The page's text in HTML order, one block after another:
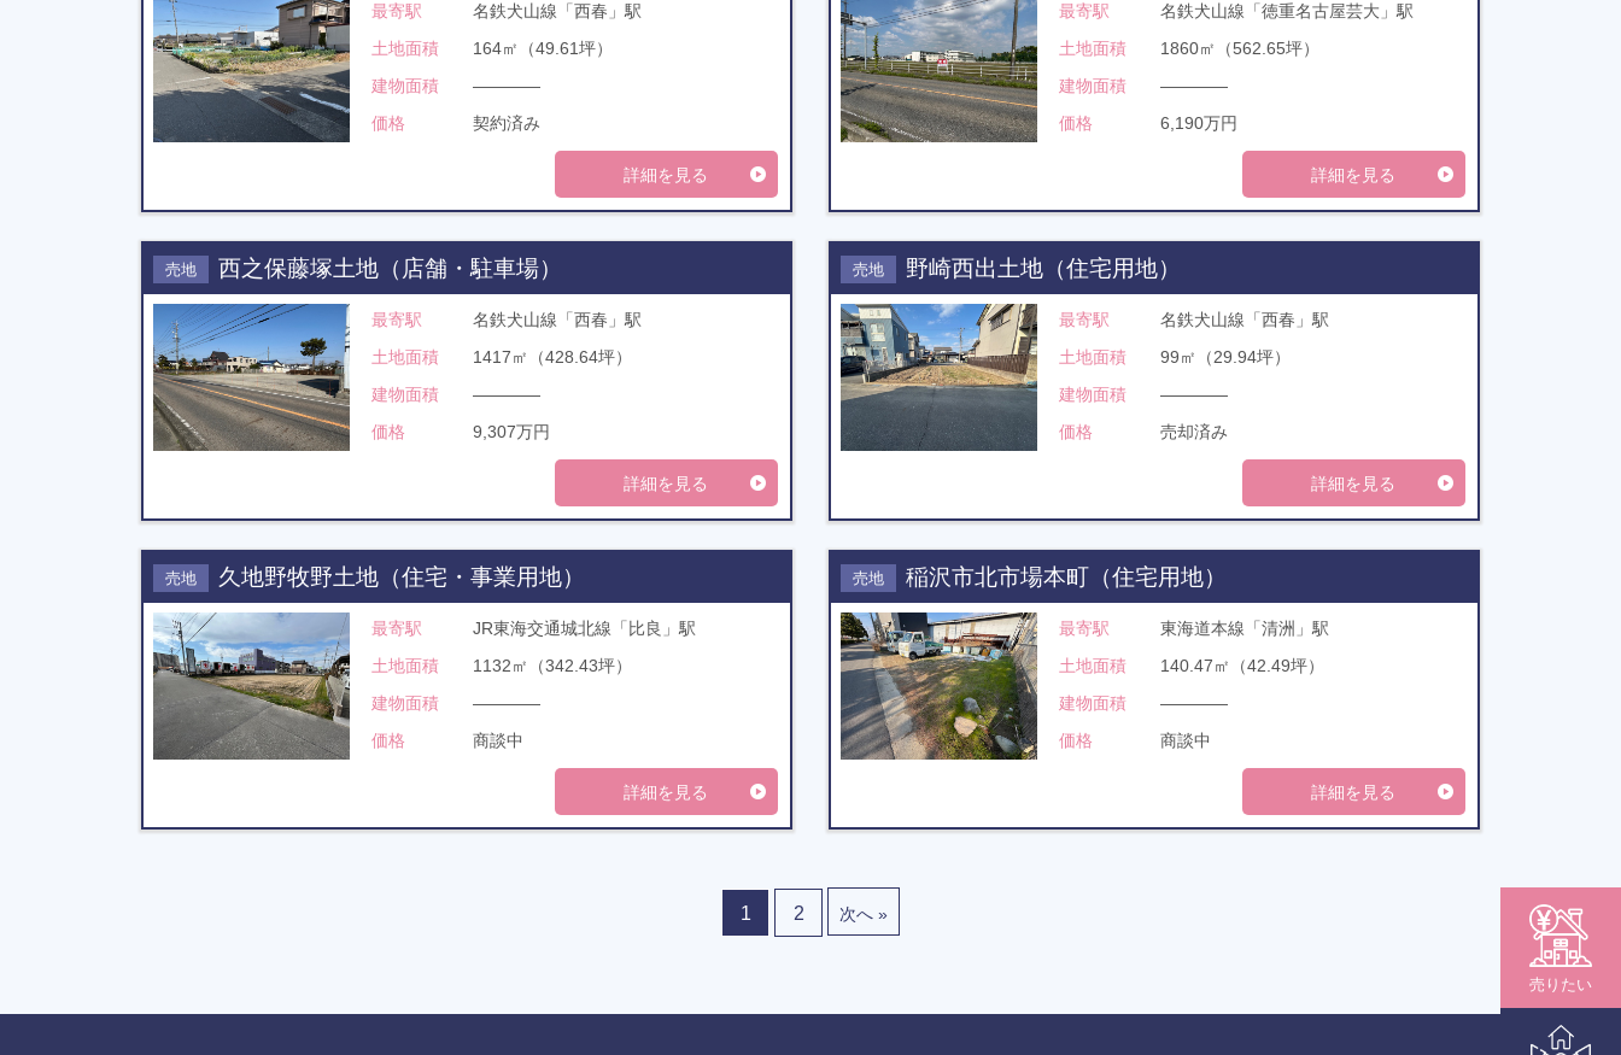
最寄駅
名鉄犬山線「西春」駅
土地面積
164㎡（49.61坪）
建物面積
――――
価格
契約済み
詳細を見る
最寄駅
名鉄犬山線「徳重名古屋芸大」駅
土地面積
1860㎡（562.65坪）
建物面積
――――
価格
6,190万円
詳細を見る
売地 西之保藤塚土地（店舗・駐車場）
最寄駅
名鉄犬山線「西春」駅
土地面積
1417㎡（428.64坪）
建物面積
――――
価格
9,307万円
詳細を見る
売地 野崎西出土地（住宅用地）
最寄駅
名鉄犬山線「西春」駅
土地面積
99㎡（29.94坪）
建物面積
――――
価格
売却済み
詳細を見る
売地 久地野牧野土地（住宅・事業用地）
最寄駅
JR東海交通城北線「比良」駅
土地面積
1132㎡（342.43坪）
建物面積
――――
価格
商談中
詳細を見る
売地 稲沢市北市場本町（住宅用地）
最寄駅
東海道本線「清洲」駅
土地面積
140.47㎡（42.49坪）
建物面積
――――
価格
商談中
詳細を見る
1 2 次へ »
売りたい